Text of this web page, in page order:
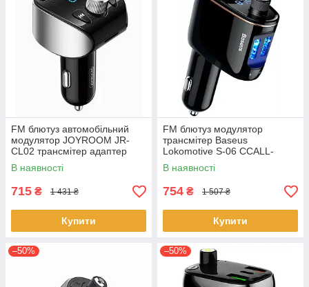
FM блютуз автомобільний
модулятор JOYROOM JR-
CL02 трансмітер адаптер
зарядний пристрій
В наявності
715 ₴ 1 431 ₴
Купити
FM блютуз модулятор
трансмітер Baseus
Lokomotive S-06 CCALL-
RH01 адаптер зарядний
пристрій Чорний
В наявності
754 ₴ 1 507 ₴
Купити
–50% –50%